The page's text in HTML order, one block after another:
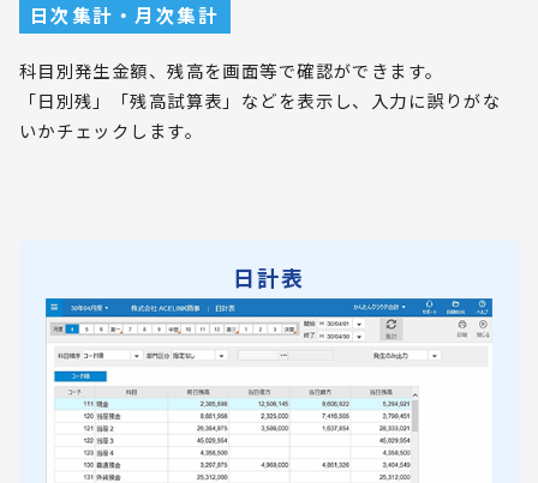
日次集計・月次集計
科目別発生金額、残高を画面等で確認ができます。
「日別残」「残高試算表」などを表示し、入力に誤りがな
いかチェックします。
日計表